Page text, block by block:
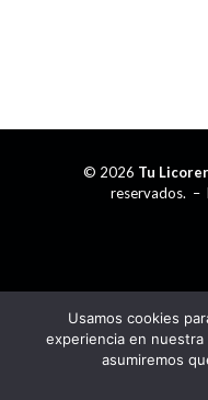
© 2026 Tu
reservados. –
Usamos cookies
experiencia en
asumiremos